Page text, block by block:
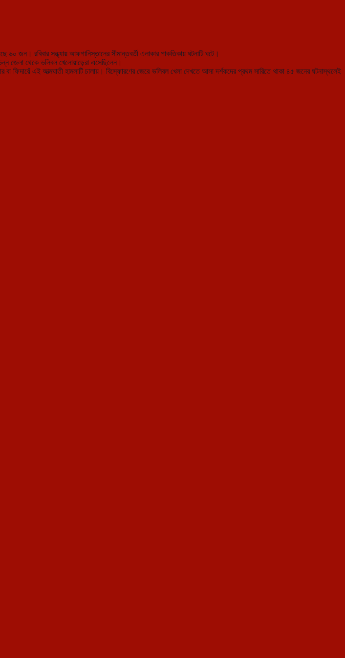
জন। রবিবার সন্ধ্যায় আফগানিস্তানের সীমান্তবর্তী এলাকার পাকতিকায় ঘটনাটি ঘটে।
জেলা থেকে ভলিবল খেলোয়াড়েরা এসেছিলেন।
ফিদায়েঁ এই আত্মঘাতী হামলাটি চালায়। বিস্ফোরণের জেরে ভলিবল খেলা দেখতে আসা দর্শকদের প্রথম সারিতে থাকা ৪৫ জনের ঘটনাস্থলেই